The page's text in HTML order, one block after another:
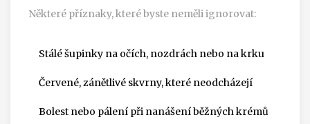
Některé příznaky, které byste neměli ignorovat:
Stálé šupinky na očích, nozdrách nebo na krku
Červené, zánětlivé skvrny, které neodcházejí
Bolest nebo pálení při nanášení běžných krémů